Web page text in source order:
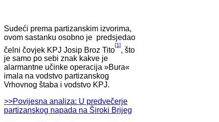
Sudeći prema partizanskim izvorima,
ovom sastanku osobno je predsjedao
čelni čovjek KPJ Josip Broz Tito
[1]
, što
je samo po sebi znak kakve je
alarmantne učinke operacija »Bura«
imala na vodstvo partizanskog
Vrhovnog štaba i vodstvo KPJ.
>>Povijesna analiza: U predvečerje
partizanskog napada na Široki Brijeg